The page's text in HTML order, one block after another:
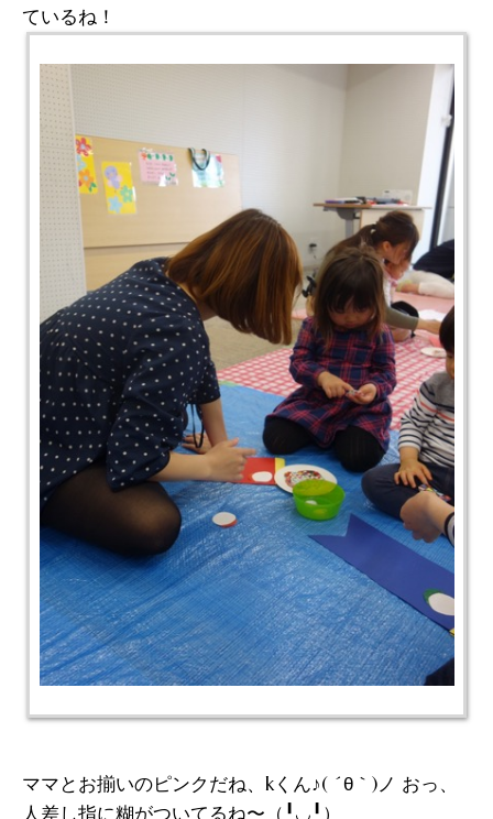
ているね！
ママとお揃いのピンクだね、kくん♪( ´θ｀)ノ おっ、
人差し指に糊がついてるね〜（╹◡╹）